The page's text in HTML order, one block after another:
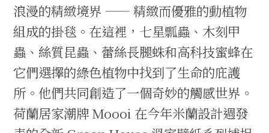
浪漫的精緻境界 —— 精緻而優雅的動植物
組成的掛毯。在這裡，七星瓢蟲、木刻甲
蟲、絲質昆蟲、蕾絲長腿蛛和高科技蜜蜂在
它們選擇的綠色植物中找到了生命的庇護
所。他們共同創造了一個奇妙的觸感世界。
荷蘭居家潮牌 Moooi 在今年米蘭設計週發